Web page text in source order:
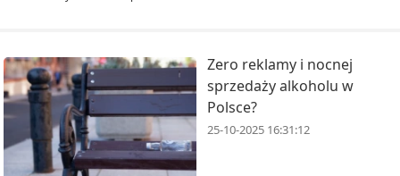
Zero reklamy i nocnej
sprzedaży alkoholu w
Polsce?
25-10-2025 16:31:12